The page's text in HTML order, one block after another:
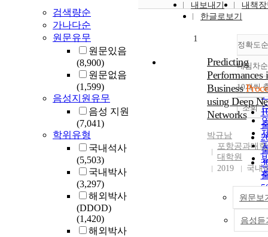
검색량순
가나다순
원문유무
원문있음
(8,900)
원문없음
(1,599)
음성지원유무
음성 지원
(7,041)
학위유형
국내석사
(5,503)
국내박사
(3,297)
해외박사
(DDOD)
(1,420)
해외박사
내보내기
내책
한글로보기
정확도순
내림차순
10개씩
조회
1
Predicting
Performances
Business
using Deep
Networks
박규남
포항공과대
대학원
2019
국내
원문보
음성듣